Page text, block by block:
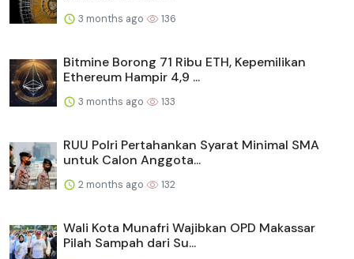
3 months ago 136
Bitmine Borong 71 Ribu ETH, Kepemilikan
Ethereum Hampir 4,9 ...
3 months ago 133
RUU Polri Pertahankan Syarat Minimal SMA
untuk Calon Anggota...
2 months ago 132
Wali Kota Munafri Wajibkan OPD Makassar
Pilah Sampah dari Su...